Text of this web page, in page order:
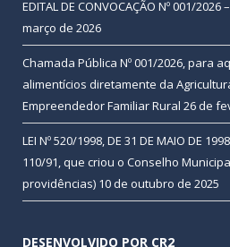
EDITAL DE CONVOCAÇÃO Nº 001/2026
março de 2026
Chamada Pública Nº 001/2026, para
alimentícios diretamente da
Empreendedor Familiar Rural 26 de
LEI Nº 520/1998, DE 31 DE MAIO DE
110/91, que criou o Conselho
providências) 10 de outubro de 2025
DESENVOLVIDO POR CR2